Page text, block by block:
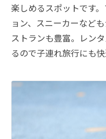
楽しめるスポットです
ョン、スニーカーなど
ストランも豊富。レン
るので子連れ旅行にも快